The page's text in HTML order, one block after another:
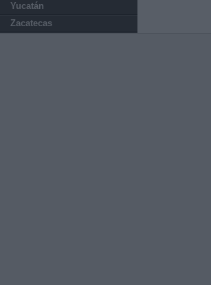
Yucatán
Zacatecas